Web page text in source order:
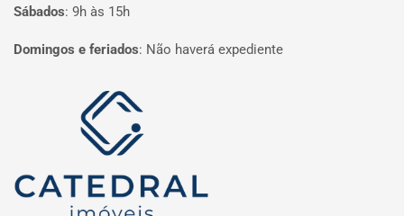
Sábados: 9h às 15h
Domingos e feriados: Não haverá expediente
Página inicial